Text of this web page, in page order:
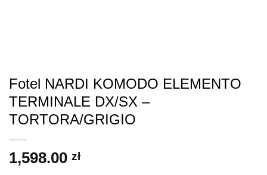
Fotel NARDI KOMODO ELEMENTO
TERMINALE DX/SX –
TORTORA/GRIGIO
1,598.00 zł